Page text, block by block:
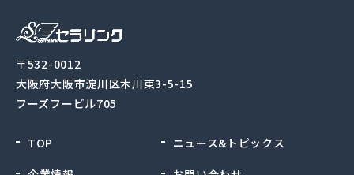
〒532-0012
大阪府大阪市淀川区木川東3-5-15
フーズフービル705
TOP
ニュース&トピックス